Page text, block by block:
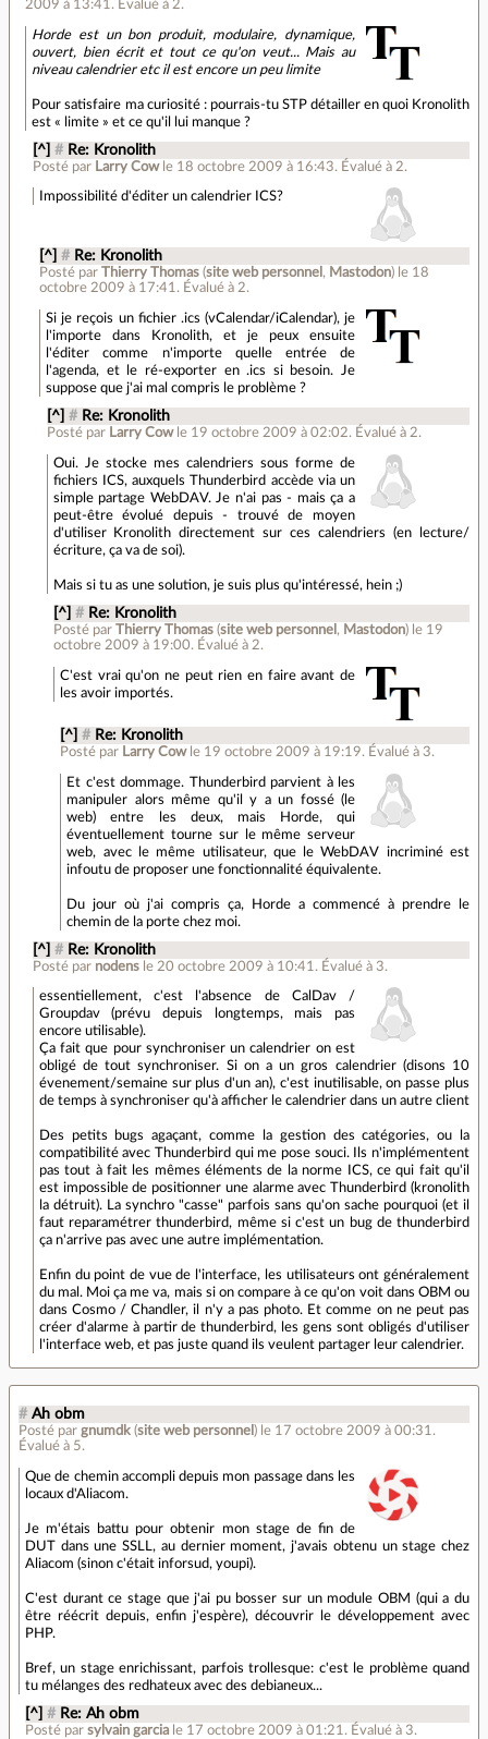
2009 à 13:41 . Évalué à 2.
Horde est un bon produit, modulaire, dynamique,
ouvert, bien écrit et tout ce qu'on veut... Mais au
niveau calendrier etc il est encore un peu limite
Pour satisfaire ma curiosité : pourrais-tu STP détailler en quoi Kronolith
est « limite » et ce qu'il lui manque ?
[^] # Re: Kronolith
Posté par Larry Cow le 18 octobre 2009 à 16:43. Évalué à 2.
Impossibilité d'éditer un calendrier ICS?
[^] # Re: Kronolith
Posté par Thierry Thomas (site web personnel , Mastodon) le 18
octobre 2009 à 17:41. Évalué à2.
Si je reçois un fichier .ics (vCalendar/iCalendar), je
l'importe dans Kronolith, et je peux ensuite
l'éditer comme n'importe quelle entrée de
l'agenda, et le ré-exporter en .ics si besoin. Je
suppose que j'ai mal compris le problème ?
[^] # Re: Kronolith
Posté par Larry Cow le 19 octobre 2009 à 02:02. Évalué à 2.
Oui. Je stocke mes calendriers sous forme de
fichiers ICS, auxquels Thunderbird accède via un
simple partage WebDAV. Je n'ai pas - mais ça a
peut-être évolué depuis - trouvé de moyen
d'utiliser Kronolith directement sur ces calendriers (en lecture/
écriture, ça va de soi).
Mais si tu as une solution, je suis plus qu'intéressé, hein ;)
[^] # Re: Kronolith
Posté par Thierry Thomas(site web personnel , Mastodon) le 19
octobre 2009 à 19:00. Évalué à 2.
C'est vrai qu'on ne peut rien en faire avant de
les avoir importés.
[^] # Re: Kronolith
Posté par Larry Cow le 19 octobre 2009 à 19:19. Évalué à 3.
Et c'est dommage. Thunderbird parvient à les
manipuler alors même qu'il y a un fossé (le
web) entre les deux, mais Horde, qui
éventuellement tourne sur le même serveur
web, avec le même utilisateur, que le WebDAV incriminé est
infoutu de proposer une fonctionnalité équivalente.
Du jour où j'ai compris ça, Horde a commencé à prendre le
chemin de la porte chez moi.
[^] # Re: Kronolith
Posté par nodens le 20 octobre 2009 à 10:41 . Évalué à 3.
essentiellement, c'est l'absence de CalDav /
Groupdav (prévu depuis longtemps, mais pas
encore utilisable).
Ça fait que pour synchroniser un calendrier on est
obligé de tout synchroniser. Si on a un gros calendrier (disons 10
évenement/semaine sur plus d'un an), c'est inutilisable, on passe plus
de temps à synchroniser qu'à afficher le calendrier dans un autre client
Des petits bugs agaçant, comme la gestion des catégories, ou la
compatibilité avec Thunderbird qui me pose souci. Ils n'implémentent
pas tout à fait les mêmes éléments de la norme ICS, ce qui fait qu'il
est impossible de positionner une alarme avec Thunderbird (kronolith
la détruit). La synchro "casse" parfois sans qu'on sache pourquoi (et il
faut reparamétrer thunderbird, même si c'est un bug de thunderbird
ça n'arrive pas avec une autre implémentation.
Enfin du point de vue de l'interface, les utilisateurs ont généralement
du mal. Moi ça me va, mais si on compare à ce qu'on voit dans OBM ou
dans Cosmo / Chandler, il n'y a pas photo. Et comme on ne peut pas
créer d'alarme à partir de thunderbird, les gens sont obligés d'utiliser
l'interface web, et pas juste quand ils veulent partager leur calendrier.
# Ah obm
Posté par gnumdk (site web personnel ) le 17 octobre 2009 à 00:31.
Évalué à 5.
Que de chemin accompli depuis mon passage dans les
locaux d'Aliacom.
Je m'étais battu pour obtenir mon stage de fin de
DUT dans une SSLL, au dernier moment, j'avais obtenu un stage chez
Aliacom (sinon c'était inforsud, youpi).
C'est durant ce stage que j'ai pu bosser sur un module OBM (qui a du
être réécrit depuis, enfin j'espère), découvrir le développement avec
PHP.
Bref, un stage enrichissant, parfois trollesque: c'est le problème quand
tu mélanges des redhateux avec des debianeux...
[^] # Re: Ah obm
Posté parsylvain garcia le 17 octobre 2009 à 01:21 . Évalué à 3.